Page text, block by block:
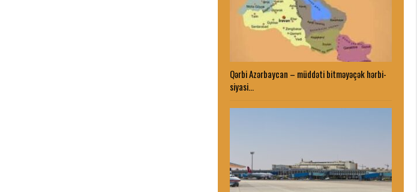
Qərbi Azərbaycan – müddəti bitməyəçək hərbi-
siyasi…